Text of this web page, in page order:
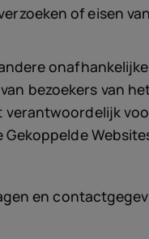
of eisen
bezoekers van
en